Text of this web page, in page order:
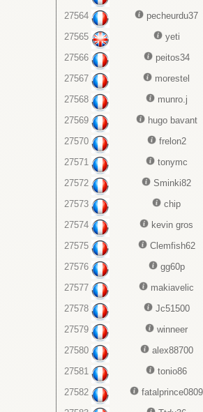
27564
pecheurdu37
27565
yeti
27566
peitos34
27567
morestel
27568
munro.j
27569
hugo bavant
27570
frelon2
27571
tonymc
27572
Sminki82
27573
chip
27574
kevin gros
27575
Clemfish62
27576
gg60p
27577
makiavelic
27578
Jc51500
27579
winneer
27580
alex88700
27581
tonio86
27582
fatalprince0809